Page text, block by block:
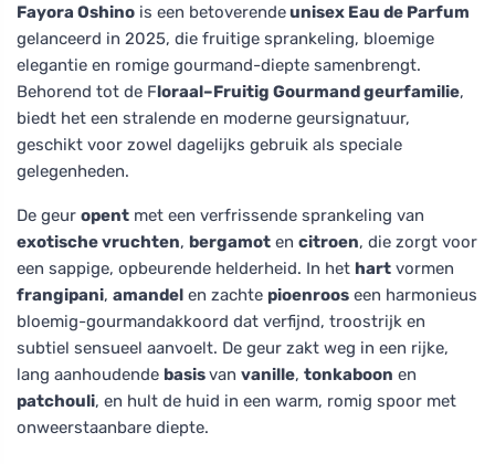
Fayora Oshino is een betoverendeunisex Eau de Parfum
gelanceerd in 2025, die fruitige sprankeling, bloemige
elegantie en romige gourmand-diepte samenbrengt.
Behorend tot de Floraal–Fruitig Gourmand geurfamilie,
biedt het een stralende en moderne geursignatuur,
geschikt voor zowel dagelijks gebruik als speciale
gelegenheden.
De geur opent met een verfrissende sprankeling van
exotische vruchten, bergamot en citroen, die zorgt voor
een sappige, opbeurende helderheid. In het hart vormen
frangipani, amandel en zachte pioenroos een harmonieus
bloemig-gourmandakkoord dat verfijnd, troostrijk en
subtiel sensueel aanvoelt. De geur zakt weg in een rijke,
lang aanhoudende basisvan vanille, tonkaboon en
patchouli, en hult de huid in een warm, romig spoor met
onweerstaanbare diepte.